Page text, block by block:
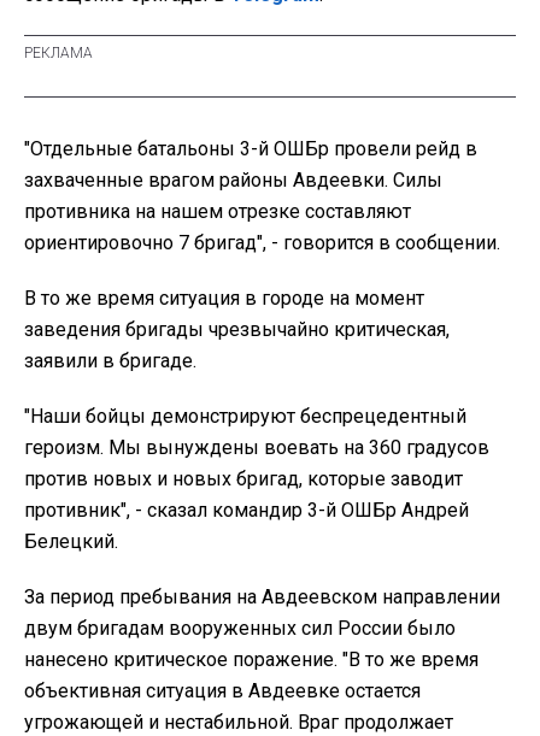
"Отдельные батальоны 3-й ОШБр провели рейд в
захваченные врагом районы Авдеевки. Силы
противника на нашем отрезке составляют
ориентировочно 7 бригад", - говорится в сообщении.
В то же время ситуация в городе на момент
заведения бригады чрезвычайно критическая,
заявили в бригаде.
"Наши бойцы демонстрируют беспрецедентный
героизм. Мы вынуждены воевать на 360 градусов
против новых и новых бригад, которые заводит
противник", - сказал командир 3-й ОШБр Андрей
Белецкий.
За период пребывания на Авдеевском направлении
двум бригадам вооруженных сил России было
нанесено критическое поражение. "В то же время
объективная ситуация в Авдеевке остается
угрожающей и нестабильной. Враг продолжает